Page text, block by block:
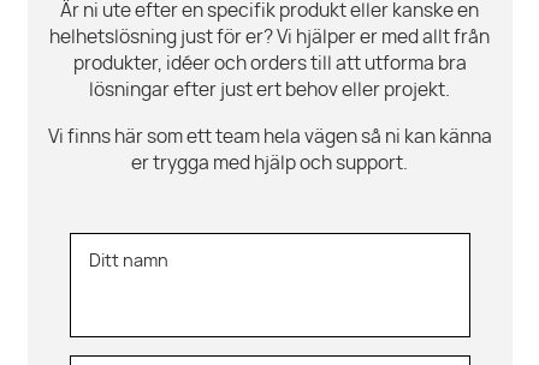
Är ni ute efter en specifik produkt eller kanske en
helhetslösning just för er? Vi hjälper er med allt från
produkter, idéer och orders till att utforma bra
lösningar efter just ert behov eller projekt.
Vi finns här som ett team hela vägen så ni kan känna
er trygga med hjälp och support.
Ditt namn